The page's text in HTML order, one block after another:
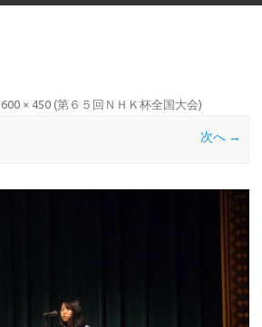
600 × 450 (第６５回ＮＨＫ杯全国大会)
次へ →